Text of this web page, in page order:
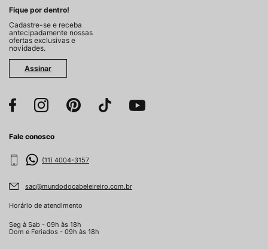
Fique por dentro!
Cadastre-se e receba
antecipadamente nossas
ofertas exclusivas e
novidades.
Assinar
Fale conosco
(11) 4004-3157
sac@mundodocabeleireiro.com.br
Horário de atendimento
Seg à Sab - 09h às 18h
Dom e Feriados - 09h às 18h